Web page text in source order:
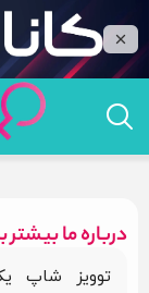
درباره ما بیشتر
توویز شاپ